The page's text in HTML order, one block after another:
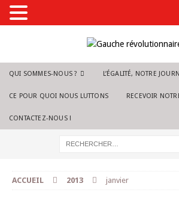
QUI SOMMES-NOUS ? L’ÉGALITÉ, NOTRE
CE POUR QUOI NOUS LUTTONS RECEVOIR
CONTACTEZ-NOUS !
ACCUEIL 2013 janvier